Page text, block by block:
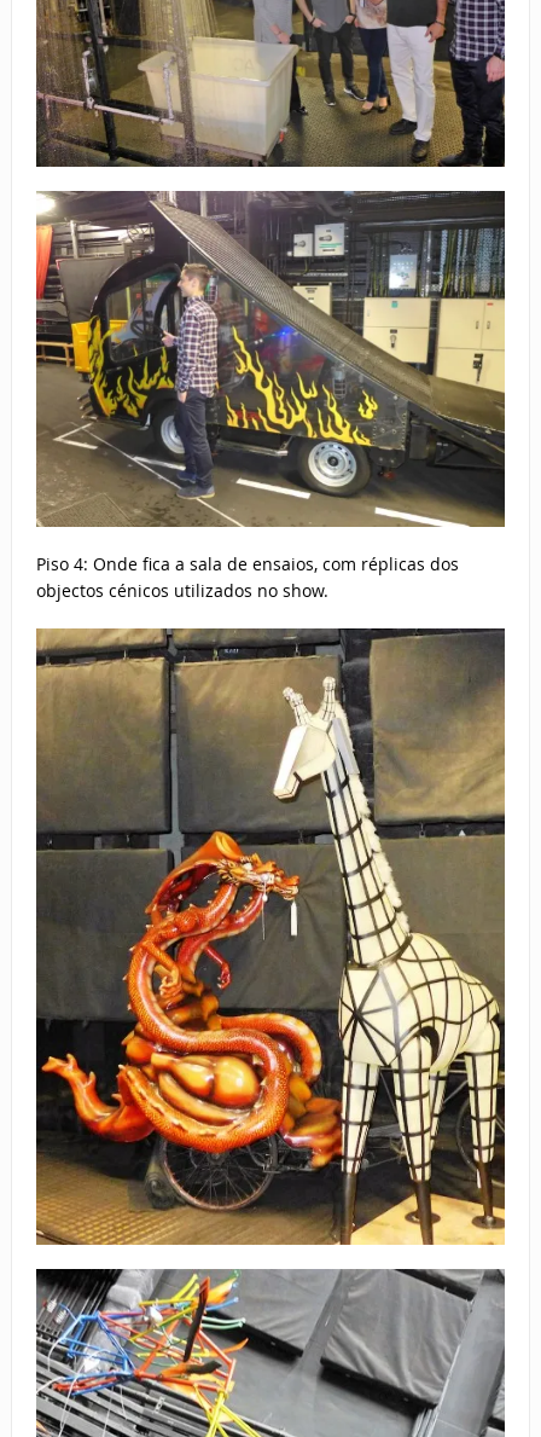
Piso 4: Onde fica a sala de ensaios, com réplicas dos
objectos cénicos utilizados no show.